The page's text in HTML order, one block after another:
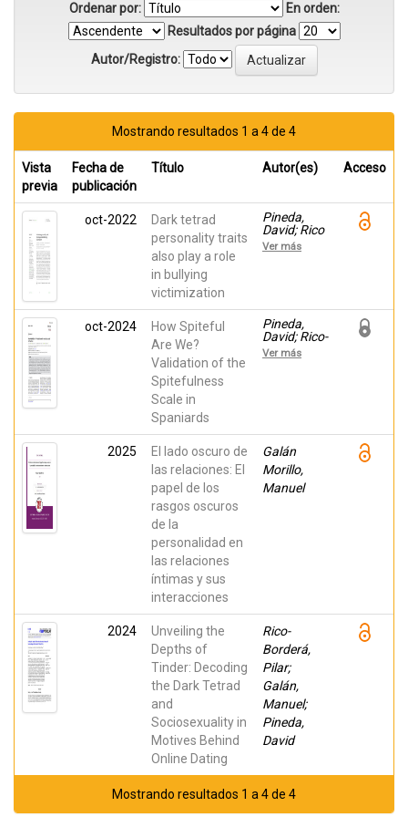
Ordenar por:
En orden:
Resultados por página
Autor/Registro:
Mostrando resultados 1 a 4 de 4
Vista
previa
Fecha de
publicación
Título Autor(es) Acceso
oct-2022
Dark tetrad
personality traits
also play a role
in bullying
victimization
Pineda,
David; Rico
Bordera,
Pilar;
Manuel;
Piqueras,
Jose A
Ver más
oct-2024
How Spiteful
Are We?
Validation of the
Spitefulness
Scale in
Spaniards
Pineda,
David; Rico-
Bordera,
Pilar;
Galán,
Manuel
Ver más
2025
El lado oscuro de
las relaciones: El
papel de los
rasgos oscuros
de la
personalidad en
las relaciones
íntimas y sus
interacciones
Galán
Morillo,
Manuel
2024
Unveiling the
Depths of
Tinder: Decoding
the Dark Tetrad
and
Sociosexuality in
Motives Behind
Online Dating
Rico-
Borderá,
Pilar;
Galán,
Manuel;
Pineda,
David
Mostrando resultados 1 a 4 de 4